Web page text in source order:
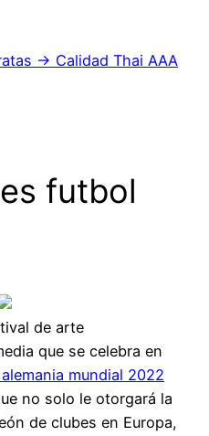
→ Calidad Thai AAA
futbol
de arte
que se celebra en
mundial 2022
no solo le otorgará la
de clubes en Europa,